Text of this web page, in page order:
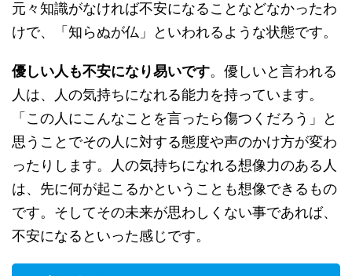
元々知識がなければ不安になることなどなかったわ
けで、「知らぬが仏」といわれるような状態です。
優しい人も不安になり易いです。優しいと言われる
人は、人の気持ちになれる能力を持っています。
「この人にこんなことを言ったら傷つくだろう」と
思うことでその人に対する態度や声のかけ方が変わ
ったりします。人の気持ちになれる想像力のある人
は、先に何が起こるかということも想像できるもの
です。そしてその未来が思わしくない事であれば、
不安になるといった感じです。